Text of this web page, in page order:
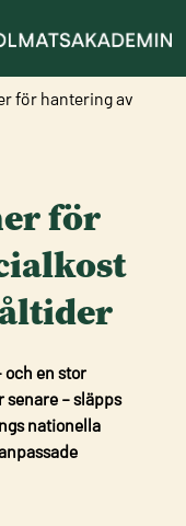
för hantering av
för
och en stor
– släpps
nationella